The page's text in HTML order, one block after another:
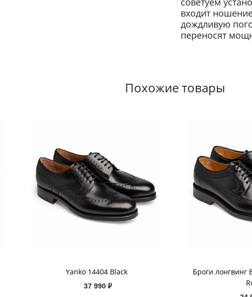
входит
дождливую
переносят
Похожие товары
Yanko 14404 Black
37 990 ₽
Броги лонгвинг